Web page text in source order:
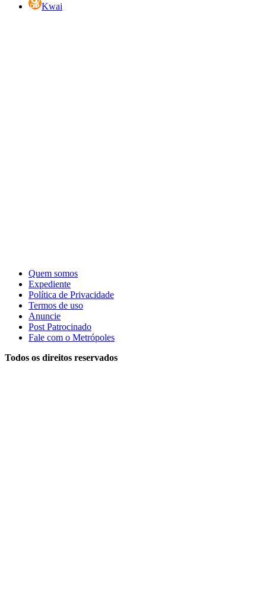
Kwai
Quem somos
Expediente
Política de Privacidade
Termos de uso
Anuncie
Post Patrocinado
Fale com o Metrópoles
Todos os direitos reservados